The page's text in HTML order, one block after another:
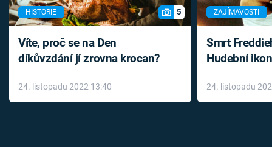
HISTORIE 5
Víte, proč se na Den
díkůvzdání jí zrovna krocan?
24. listopadu 2022 13:40
ZAJÍMAVOSTI
Smrt
Hudební
léky
24. listopadu